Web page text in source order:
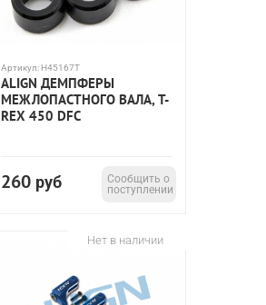
Артикул: H45167T
ALIGN ДЕМПФЕРЫ
МЕЖЛОПАСТНОГО ВАЛА, T-
REX 450 DFC
260 руб
Сообщить о
поступлении
Нет в наличии